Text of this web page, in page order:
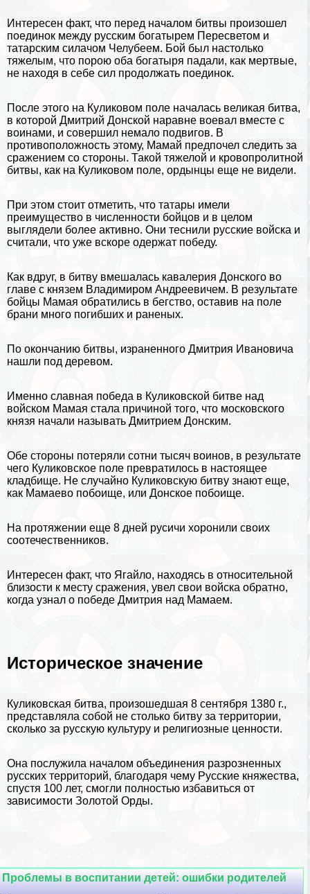
Интересен факт, что перед началом битвы произошел
поединок между русским богатырем Пересветом и
татарским силачом Челубеем. Бой был настолько
тяжелым, что порою оба богатыря падали, как мертвые,
не находя в себе сил продолжать поединок.
После этого на Куликовом поле началась великая битва,
в которой Дмитрий Донской наравне воевал вместе с
воинами, и совершил немало подвигов. В
противоположность этому, Мамай предпочел следить за
сражением со стороны. Такой тяжелой и кровопролитной
битвы, как на Куликовом поле, ордынцы еще не видели.
При этом стоит отметить, что татары имели
преимущество в численности бойцов и в целом
выглядели более активно. Они теснили русские войска и
считали, что уже вскоре одержат победу.
Как вдруг, в битву вмешалась кавалерия Донского во
главе с князем Владимиром Андреевичем. В результате
бойцы Мамая обратились в бегство, оставив на поле
брани много погибших и раненых.
По окончанию битвы, израненного Дмитрия Ивановича
нашли под деревом.
Именно славная победа в Куликовской битве над
войском Мамая стала причиной того, что московского
князя начали называть Дмитрием Донским.
Обе стороны потеряли сотни тысяч воинов, в результате
чего Куликовское поле превратилось в настоящее
кладбище. Не случайно Куликовскую битву знают еще,
как Мамаево побоище, или Донское побоище.
На протяжении еще 8 дней русичи хоронили своих
соотечественников.
Интересен факт, что Ягайло, находясь в относительной
близости к месту сражения, увел свои войска обратно,
когда узнал о победе Дмитрия над Мамаем.
Историческое значение
Куликовская битва, произошедшая 8 сентября 1380 г.,
представляла собой не столько битву за территории,
сколько за русскую культуру и религиозные ценности.
Она послужила началом объединения разрозненных
русских территорий, благодаря чему Русские княжества,
спустя 100 лет, смогли полностью избавиться от
зависимости Золотой Орды.
Проблемы в воспитании детей: ошибки родителей